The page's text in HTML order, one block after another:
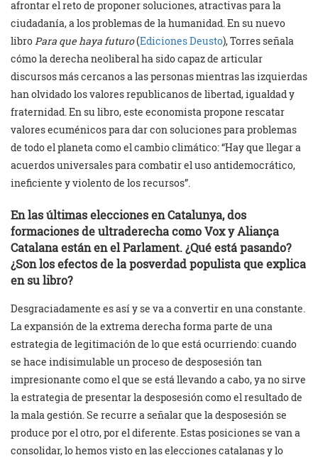
afrontar el reto de proponer soluciones, atractivas para la
ciudadanía, a los problemas de la humanidad. En su nuevo
libro Para que haya futuro(Ediciones Deusto), Torres señala
cómo la derecha neoliberal ha sido capaz de articular
discursos más cercanos a las personas mientras las izquierdas
han olvidado los valores republicanos de libertad, igualdad y
fraternidad. En su libro, este economista propone rescatar
valores ecuménicos para dar con soluciones para problemas
de todo el planeta como el cambio climático: “Hay que llegar a
acuerdos universales para combatir el uso antidemocrático,
ineficiente y violento de los recursos”.
En las últimas elecciones en Catalunya, dos
formaciones de ultraderecha como Vox y Aliança
Catalana están en el Parlament. ¿Qué está pasando?
¿Son los efectos de la posverdad populista que explica
en su libro?
Desgraciadamente es así y se va a convertir en una constante.
La expansión de la extrema derecha forma parte de una
estrategia de legitimación de lo que está ocurriendo: cuando
se hace indisimulable un proceso de desposesión tan
impresionante como el que se está llevando a cabo, ya no sirve
la estrategia de presentar la desposesión como el resultado de
la mala gestión. Se recurre a señalar que la desposesión se
produce por el otro, por el diferente. Estas posiciones se van a
consolidar, lo hemos visto en las elecciones catalanas y lo